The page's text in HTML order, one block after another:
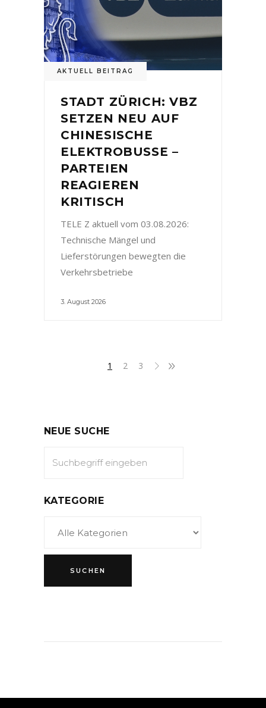
AKTUELL BEITRAG
STADT ZÜRICH: VBZ
SETZEN NEU AUF
CHINESISCHE
ELEKTROBUSSE –
PARTEIEN
REAGIEREN
KRITISCH
TELE Z aktuell vom 03.08.2026:
Technische Mängel und
Lieferstörungen bewegten die
Verkehrsbetriebe
3. August 2026
1 2 3
NEUE SUCHE
KATEGORIE